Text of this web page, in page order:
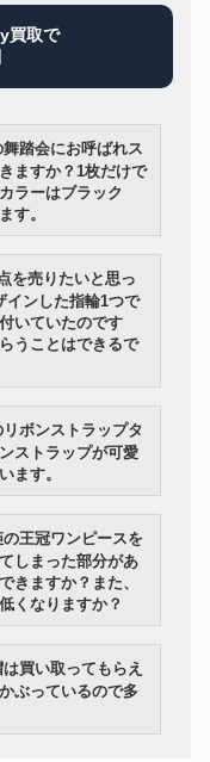
買取で
ますか？1枚だけで
ラーはブラック
す。
インした指輪1つで
いていたのです
うことはできるで
ストラップが可愛
ます。
しまった部分があ
きますか？また、
くなりますか？
ぶっているので多